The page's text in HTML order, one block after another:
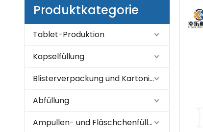
Produktkategorie
Tablet-Produktion
Kapselfüllung
Blisterverpackung und Kartonierung
Abfüllung
Ampullen- und Fläschchenfüllung